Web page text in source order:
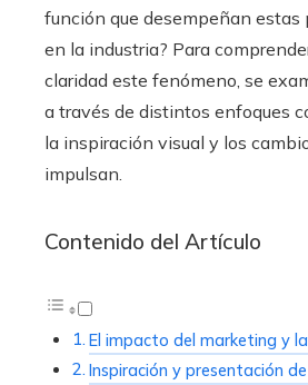
función que desempeñan estas
en la industria? Para
claridad este fenómeno, se
a través de distintos enfoques
la inspiración visual y los
impulsan.
Contenido del Artículo
El impacto del marketing y
Inspiración y presentación